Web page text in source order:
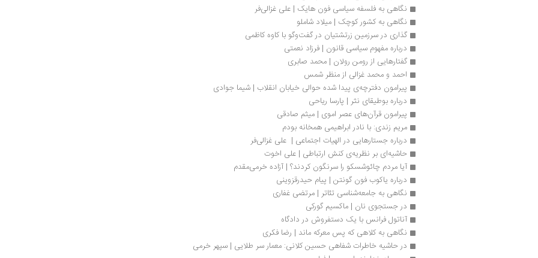
نگاهی به فلسفه سیاسی فون هایک | علی غزالی‌فر
نگاهی به کشور کوچک | میلاد شاملو
گذاری در سرزمین زرتشتیان در گفت‌وگو با کاوه کاظمی
درباره مفهوم سیاسی قانون | فرزاد نعمتی
گفتارهایی از رومن رولان | محمد صابری
احمد و محمد غزالی‌ از منظر شمس
پیرامون دفترچه‌ی پیدا شده حوالی خیابان انقلاب | شیما جوادی
درباره بوطیقای نثر | پارسا ریاحی
پیرامون قرآن‌های عصر اموی | میثم صادقی
مریم زندی: با نادر ابراهیمی همخانه بودم
درباره جستارهایی در الهیات اجتماعی |  علی غزالی‌فر
حاشیه‌ای بر نظریه‌ی کنش ارتباطی | علی اخوت
آیا مردم چائوشسکو را سرنگون کردند؟ | آزاده خرمی‌مقدم
درباره یاکوب فون‌ گونتن | پیام حیدرقزوینی
نگاهی به جامعه‌شناسی تئاتر | مرتضی غفاری
در جستجوی نان | ماکسیم گورکی
آناتول فرانس با یک دستفروش در دادگاه
نگاهی به کلاهی که پس معرکه ماند | رضا فکری
در حاشیه خاطرات شفاهی حسین کلانی: معمار سر طلایی | سپهر خرمی